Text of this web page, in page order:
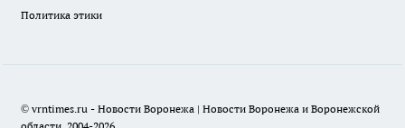
Политика этики
© vrntimes.ru - Новости Воронежа | Новости Воронежа и Воронежской